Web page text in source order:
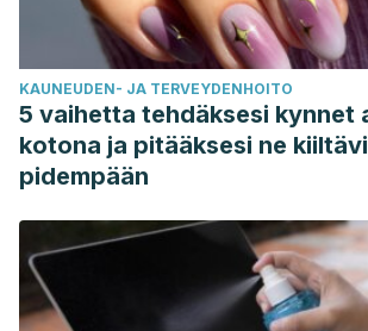
KAUNEUDEN- JA TERVEYDENHOITO
5 vaihetta tehdäksesi kynnet
kotona ja pitääksesi ne
pidempään